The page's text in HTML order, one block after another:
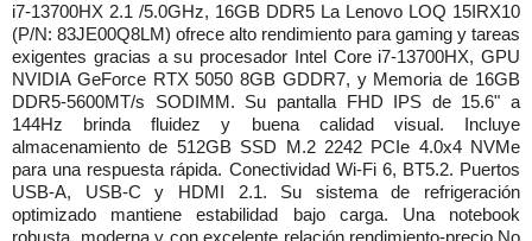
i7-13700HX 2.1 /5.0GHz, 16GB DDR5 La Lenovo LOQ 15IRX10
(P/N: 83JE00Q8LM) ofrece alto rendimiento para gaming y tareas
exigentes gracias a su procesador Intel Core i7-13700HX, GPU
NVIDIA GeForce RTX 5050 8GB GDDR7, y Memoria de 16GB
DDR5-5600MT/s SODIMM. Su pantalla FHD IPS de 15.6" a
144Hz brinda fluidez y buena calidad visual. Incluye
almacenamiento de 512GB SSD M.2 2242 PCIe 4.0x4 NVMe
para una respuesta rápida. Conectividad Wi-Fi 6, BT5.2. Puertos
USB-A, USB-C y HDMI 2.1. Su sistema de refrigeración
optimizado mantiene estabilidad bajo carga. Una notebook
robusta, moderna y con excelente relación rendimiento-precio.No